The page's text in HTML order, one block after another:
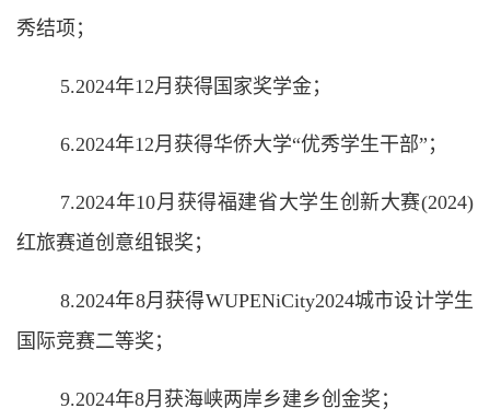
秀结项；
5.2024年12月获得国家奖学金；
6.2024年12月获得华侨大学“优秀学生干部”；
7.2024年10月获得福建省大学生创新大赛(2024)
红旅赛道创意组银奖；
8.2024年8月获得WUPENiCity2024城市设计学生
国际竞赛二等奖；
9.2024年8月获海峡两岸乡建乡创金奖；